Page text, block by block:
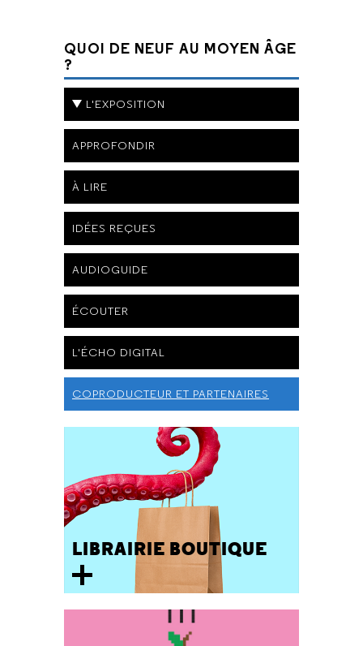
QUOI DE NEUF AU MOYEN ÂGE
?
L'EXPOSITION
APPROFONDIR
À LIRE
IDÉES REÇUES
AUDIOGUIDE
ÉCOUTER
L'ÉCHO DIGITAL
COPRODUCTEUR ET PARTENAIRES
LIBRAIRIE BOUTIQUE